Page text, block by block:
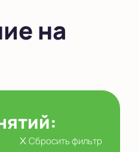
(школа)
на
xСбросить фильтр